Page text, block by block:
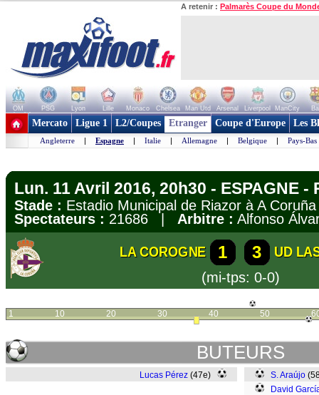
A retenir : Palmarès Coupe du
OM PSG Lyon Lille Monaco Chelsea Man Utd Arsenal Liverpool ManCity
+ de clubs
Mercato Ligue 1 L2/Coupes Etranger Coupe d'Europe Les
Angleterre | Espagne | Italie | Allemagne | Belgique | Pays-Bas
Lun. 11 Avril 2016, 20h30 - ESPAGNE
Stade : Estadio Municipal de Riazor à A
Spectateurs : 21686 | Arbitre : Alfonso
LA COROGNE 1 3
UD
(mi-tps: 0-0)
1 10 20 30 40 50
BUTEURS
Lucas Pérez (47e) S. Araújo
David